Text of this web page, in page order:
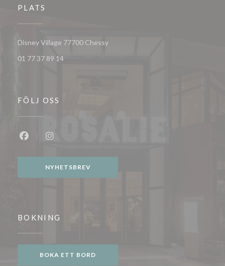
PLATS
Disney Village 77700 Chessy((öppnas i ett nytt fönster))
01 77 37 89 14
FÖLJ OSS
NYHETSBREV
BOKNING
BOKA ETT BORD